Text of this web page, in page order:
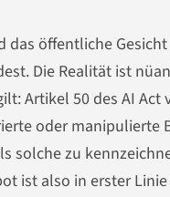
das öffentliche Gesicht
Die Realität ist
Artikel 50 des AI
oder manipulierte
solche zu
ist also in erster